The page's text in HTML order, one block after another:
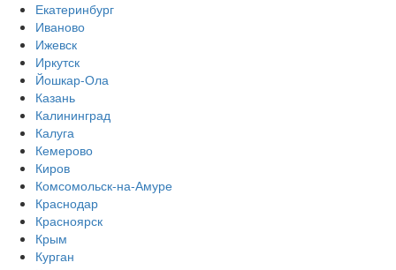
Екатеринбург
Иваново
Ижевск
Иркутск
Йошкар-Ола
Казань
Калининград
Калуга
Кемерово
Киров
Комсомольск-на-Амуре
Краснодар
Красноярск
Крым
Курган